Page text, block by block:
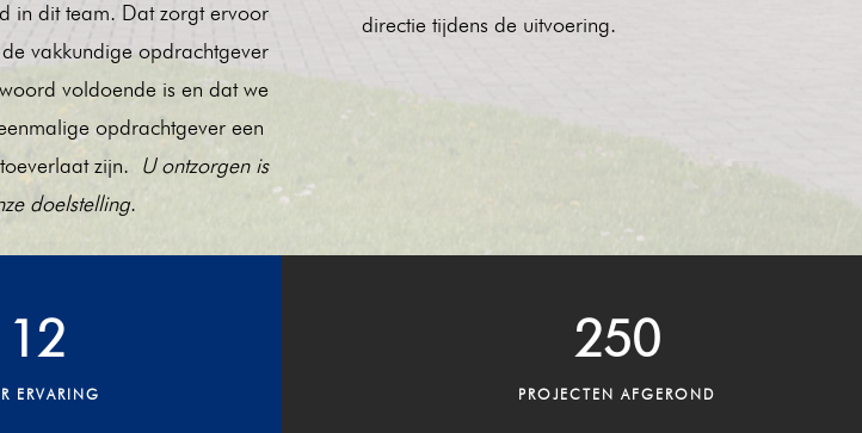
in dit team. Dat zorgt ervoor
vakkundige opdrachtgever
voldoende is en dat we
opdrachtgever een
zijn.
U ontzorgen is
doelstelling.
directie tijdens de uitvoering.
12
ERVARING
250
PROJECTEN AFGEROND